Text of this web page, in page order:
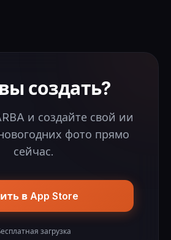
создать?
и создайте свой ии
фото прямо
сейчас.
в App Store
загрузка